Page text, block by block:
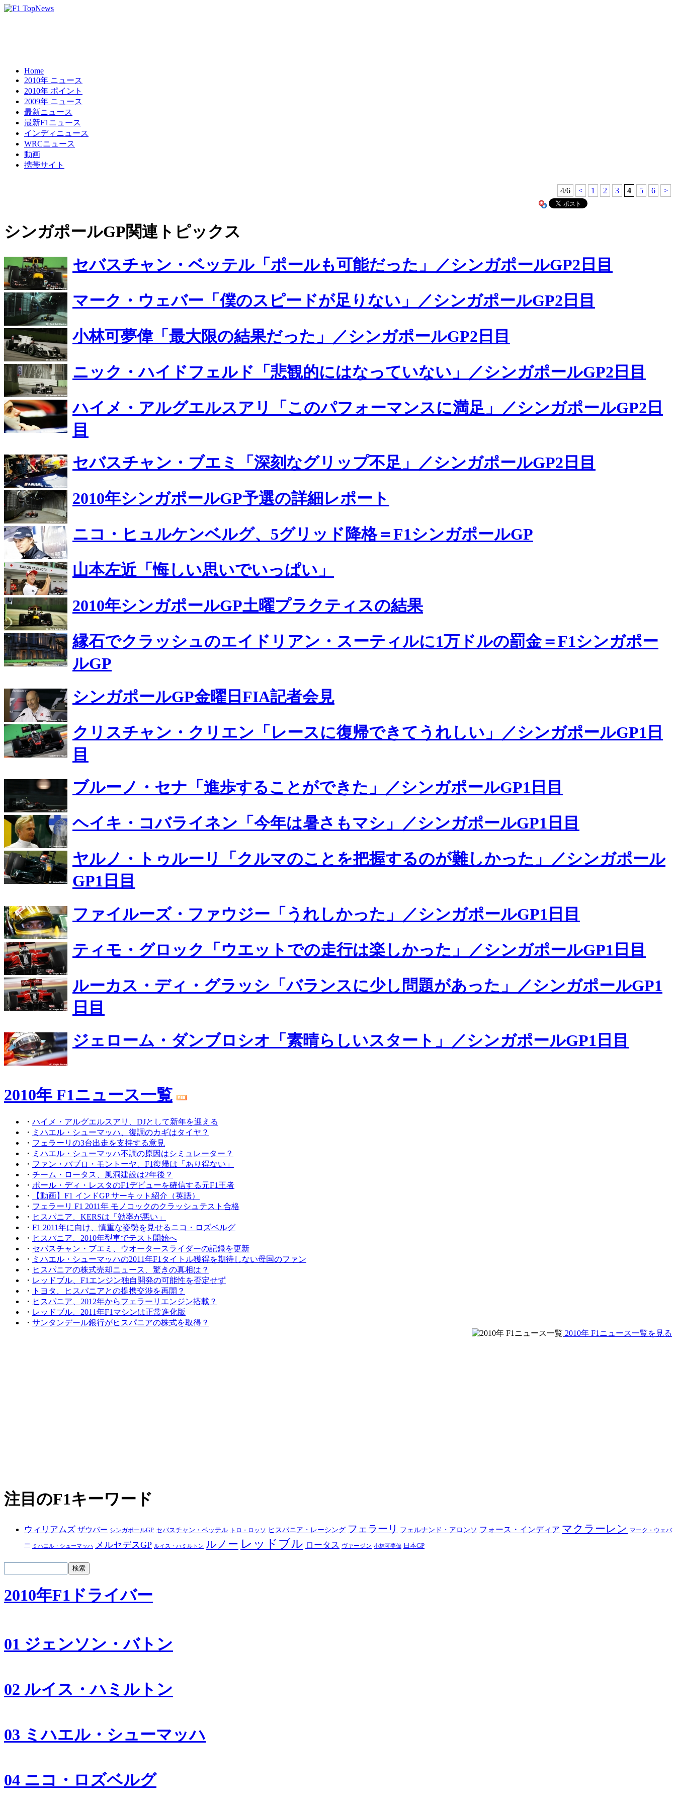
Home
2010年 ニュース
2010年 ポイント
2009年 ニュース
最新ニュース
最新F1ニュース
インディニュース
WRCニュース
動画
携帯サイト
4/6 < 1 2 3 4 5 6 >
シンガポールGP関連トピックス
セバスチャン・ベッテル「ポールも可能だった」／シンガポールGP2日目
マーク・ウェバー「僕のスピードが足りない」／シンガポールGP2日目
小林可夢偉「最大限の結果だった」／シンガポールGP2日目
ニック・ハイドフェルド「悲観的にはなっていない」／シンガポールGP2日目
ハイメ・アルグエルスアリ「このパフォーマンスに満足」／シンガポールGP2日
目
セバスチャン・ブエミ「深刻なグリップ不足」／シンガポールGP2日目
2010年シンガポールGP予選の詳細レポート
ニコ・ヒュルケンベルグ、5グリッド降格＝F1シンガポールGP
山本左近「悔しい思いでいっぱい」
2010年シンガポールGP土曜プラクティスの結果
縁石でクラッシュのエイドリアン・スーティルに1万ドルの罰金＝F1シンガポー
ルGP
シンガポールGP金曜日FIA記者会見
クリスチャン・クリエン「レースに復帰できてうれしい」／シンガポールGP1日
目
ブルーノ・セナ「進歩することができた」／シンガポールGP1日目
ヘイキ・コバライネン「今年は暑さもマシ」／シンガポールGP1日目
ヤルノ・トゥルーリ「クルマのことを把握するのが難しかった」／シンガポール
GP1日目
ファイルーズ・ファウジー「うれしかった」／シンガポールGP1日目
ティモ・グロック「ウエットでの走行は楽しかった」／シンガポールGP1日目
ルーカス・ディ・グラッシ「バランスに少し問題があった」／シンガポールGP1
日目
ジェローム・ダンブロシオ「素晴らしいスタート」／シンガポールGP1日目
2010年 F1ニュース一覧
・ ハイメ・アルグエルスアリ、DJとして新年を迎える
・ ミハエル・シューマッハ、復調のカギはタイヤ？
・ フェラーリの3台出走を支持する意見
・ ミハエル・シューマッハ不調の原因はシミュレーター？
・ ファン・パブロ・モントーヤ、F1復帰は「あり得ない」
・ チーム・ロータス、風洞建設は2年後？
・ ポール・ディ・レスタのF1デビューを確信する元F1王者
・
【動画】F1 インドGP サーキット紹介（英語）
・ フェラーリ F1 2011年 モノコックのクラッシュテスト合格
・ ヒスパニア、KERSは「効率が悪い」
・ F1 2011年に向け、慎重な姿勢を見せるニコ・ロズベルグ
・ ヒスパニア、2010年型車でテスト開始へ
・ セバスチャン・ブエミ、ウオータースライダーの記録を更新
・ ミハエル・シューマッハの2011年F1タイトル獲得を期待しない母国のファン
・ ヒスパニアの株式売却ニュース、驚きの真相は？
・ レッドブル、F1エンジン独自開発の可能性を否定せず
・
トヨタ、ヒスパニアとの提携交渉を再開？
・ ヒスパニア、2012年からフェラーリエンジン搭載？
・ レッドブル、2011年F1マシンは正常進化版
・ サンタンデール銀行がヒスパニアの株式を取得？
2010年 F1ニュース一覧を見る
注目のF1キーワード
ウィリアムズ ザウバー シンガポールGP セバスチャン・ベッテル トロ・ロッソ ヒスパニア・レーシング フェラーリ フェルナンド・アロンソ フォース・インディア マクラーレン マーク・ウェバ
ー ミハエル・シューマッハ メルセデスGP ルイス・ハミルトン ルノー レッドブル ロータス ヴァージン 小林可夢偉 日本GP
2010年F1ドライバー
01 ジェンソン・バトン
02 ルイス・ハミルトン
03 ミハエル・シューマッハ
04 ニコ・ロズベルグ